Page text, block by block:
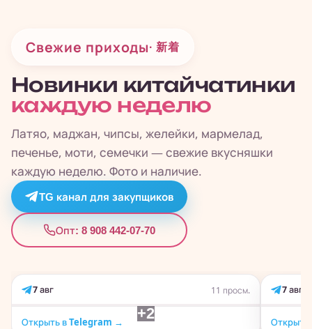
Свежие приходы· 新着
Новинки китайчатинки
каждую неделю
Латяо, маджан, чипсы, желейки, мармелад,
печенье, моти, семечки — свежие вкусняшки
каждую неделю. Фото и наличие.
TG канал для закупщиков
Опт: 8 908 442-07-70
7 авг 11 просм.
+2
Открыть в Telegram →
7 авг